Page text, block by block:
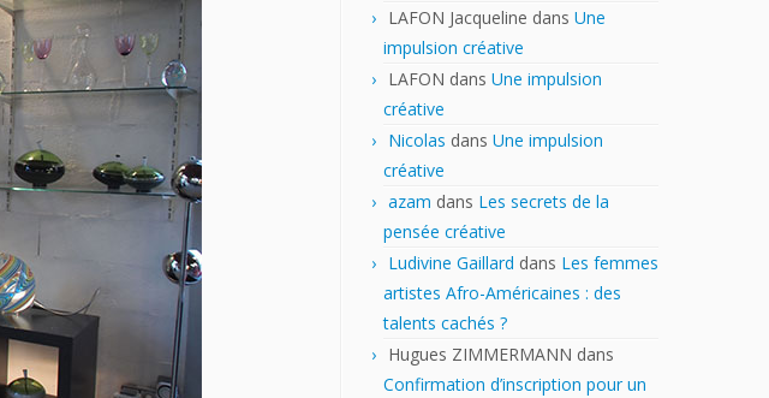
LAFON Jacqueline dans Une
impulsion créative
LAFON dans Une impulsion
créative
Nicolas dans Une impulsion
créative
azam dans Les secrets de la
pensée créative
Ludivine Gaillard dans Les femmes
artistes Afro-Américaines : des
talents cachés ?
Hugues ZIMMERMANN dans
Confirmation d’inscription pour un